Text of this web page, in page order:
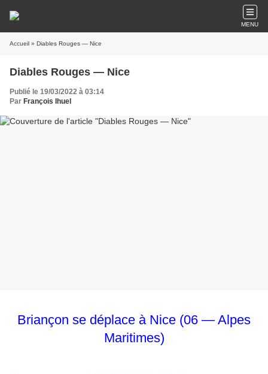
MENU
Accueil » Diables Rouges — Nice
Diables Rouges — Nice
Publié le 19/03/2022 à 03:14
Par François Ihuel
Briançon se déplace à Nice (06 — Alpes
Maritimes)